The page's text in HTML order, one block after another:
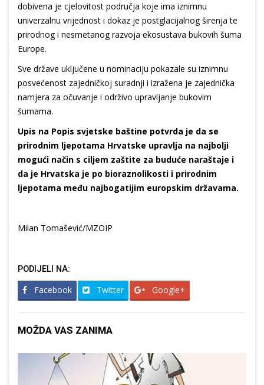
dobivena je cjelovitost područja koje ima iznimnu
univerzalnu vrijednost i dokaz je postglacijalnog širenja te
prirodnog i nesmetanog razvoja ekosustava bukovih šuma
Europe.
Sve države uključene u nominaciju pokazale su iznimnu
posvećenost zajedničkoj suradnji i izražena je zajednička
namjera za očuvanje i održivo upravljanje bukovim
šumama.
Upis na Popis svjetske baštine potvrda je da se
prirodnim ljepotama Hrvatske upravlja na najbolji
mogući način s ciljem zaštite za buduće naraštaje i
da je Hrvatska je po bioraznolikosti i prirodnim
ljepotama među najbogatijim europskim državama.
Milan Tomašević/MZOIP
PODIJELI NA:
Facebook Twitter Google+
MOŽDA VAS ZANIMA